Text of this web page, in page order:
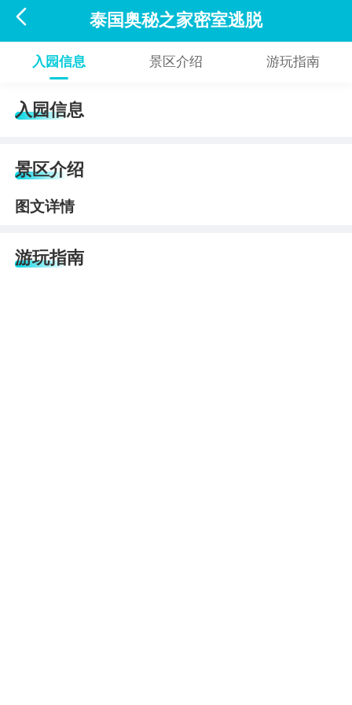
 泰国奥秘之家密室逃脱
入园信息 景区介绍 游玩指南
入园信息
景区介绍
图文详情
游玩指南